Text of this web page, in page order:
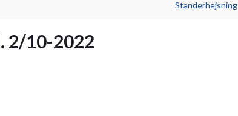
Standerhejsning
2/10-2022